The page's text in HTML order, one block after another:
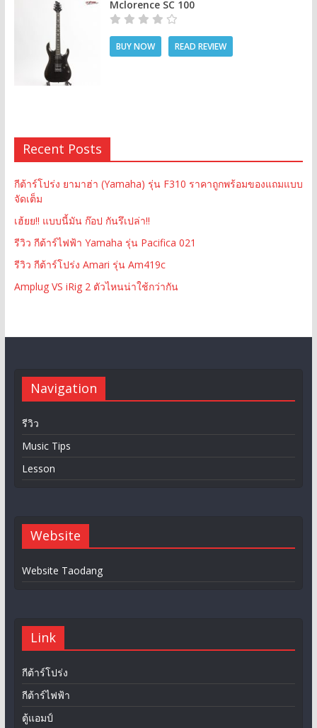
Mclorence SC 100
BUY NOW READ REVIEW
Recent Posts
กีต้าร์โปร่ง ยามาฮ่า (Yamaha) รุ่น F310 ราคาถูกพร้อมของแถมแบบ
จัดเต็ม
เฮ้ยย!! แบบนี้มัน ก๊อป กันรึเปล่า!!
รีวิว กีต้าร์ไฟฟ้า Yamaha รุ่น Pacifica 021
รีวิว กีต้าร์โปร่ง Amari รุ่น Am419c
Amplug VS iRig 2 ตัวไหนน่าใช้กว่ากัน
Navigation
รีวิว
Music Tips
Lesson
Website
Website Taodang
Link
กีต้าร์โปร่ง
กีต้าร์ไฟฟ้า
ตู้แอมป์